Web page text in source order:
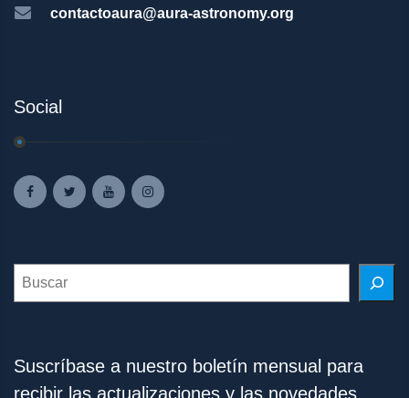
contactoaura@aura-astronomy.org
Social
Search
Suscríbase a nuestro boletín mensual para
recibir las actualizaciones y las novedades